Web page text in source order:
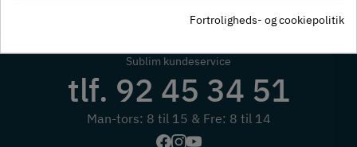
Sublim kundeservice
tlf. 92 45 34 51
Man-tors: 8 til 15 & Fre: 8 til 14
Fortroligheds- og cookiepolitik